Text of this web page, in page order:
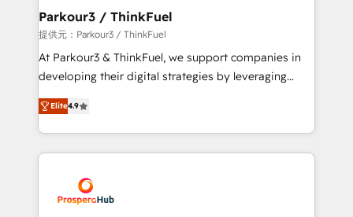
companies scale faster and smarter. 🔹 BOOMS:
Demand generation for all your buyers With BOOMS,
you invest in 100% of your buyers, accelerating your
growth and positioning yourself as an undisputed
transformation process A methodology designed to
implement HubSpot effectively and optimize your
record of business transformation, our growth-first
approach has helped brands dominate their
Parkour3 / ThinkFuel
提供元：Parkour3 / ThinkFuel
At Parkour3 & ThinkFuel, we support companies in
developing their digital strategies by leveraging
technologies and automating their marketing and
sales processes to generate growth. Our offer spans
from Strategy to Operations. We specialize in CRM
onboarding and implementation, web design, sales
extensive experience working with tech companies
and manufacturers since 2002, we are committed to
Elite4.9